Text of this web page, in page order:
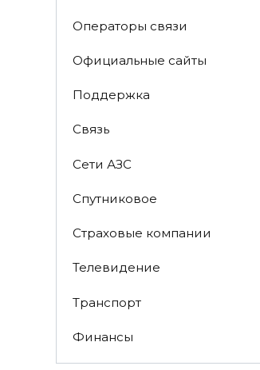
Операторы связи
Официальные сайты
Поддержка
Связь
Сети АЗС
Спутниковое
Страховые компании
Телевидение
Транспорт
Финансы